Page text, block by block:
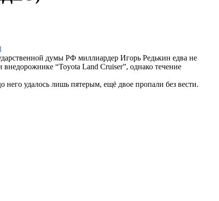
думы РФ миллиардер Игорь Редькин едва не
“Toyota Land Cruiser”, однако течение
удалось лишь пятерым, ещё двое пропали без вести.